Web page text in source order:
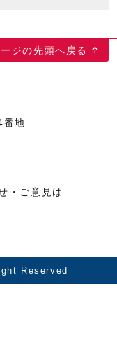
ジの先頭へ戻る
番地
・ご意見は
Reserved